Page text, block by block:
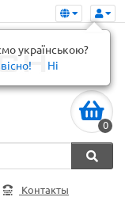
0
Контакты
українською?
Ні